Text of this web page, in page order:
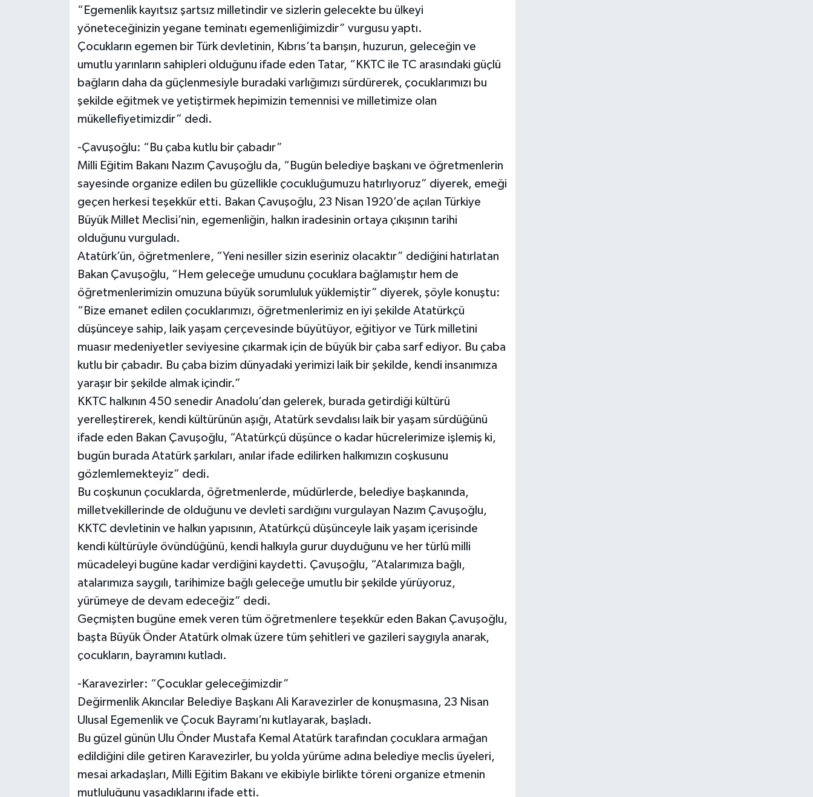
“Egemenlik kayıtsız şartsız milletindir ve sizlerin gelecekte bu ülkeyi
yöneteceğinizin yegane teminatı egemenliğimizdir” vurgusu yaptı.
Çocukların egemen bir Türk devletinin, Kıbrıs’ta barışın, huzurun, geleceğin ve
umutlu yarınların sahipleri olduğunu ifade eden Tatar, “KKTC ile TC arasındaki güçlü
bağların daha da güçlenmesiyle buradaki varlığımızı sürdürerek, çocuklarımızı bu
şekilde eğitmek ve yetiştirmek hepimizin temennisi ve milletimize olan
mükellefiyetimizdir” dedi.
-Çavuşoğlu: “Bu çaba kutlu bir çabadır”
Milli Eğitim Bakanı Nazım Çavuşoğlu da, “Bugün belediye başkanı ve öğretmenlerin
sayesinde organize edilen bu güzellikle çocukluğumuzu hatırlıyoruz” diyerek, emeği
geçen herkesi teşekkür etti. Bakan Çavuşoğlu, 23 Nisan 1920’de açılan Türkiye
Büyük Millet Meclisi’nin, egemenliğin, halkın iradesinin ortaya çıkışının tarihi
olduğunu vurguladı.
Atatürk’ün, öğretmenlere, “Yeni nesiller sizin eseriniz olacaktır” dediğini hatırlatan
Bakan Çavuşoğlu, “Hem geleceğe umudunu çocuklara bağlamıştır hem de
öğretmenlerimizin omuzuna büyük sorumluluk yüklemiştir” diyerek, şöyle konuştu:
“Bize emanet edilen çocuklarımızı, öğretmenlerimiz en iyi şekilde Atatürkçü
düşünceye sahip, laik yaşam çerçevesinde büyütüyor, eğitiyor ve Türk milletini
muasır medeniyetler seviyesine çıkarmak için de büyük bir çaba sarf ediyor. Bu çaba
kutlu bir çabadır. Bu çaba bizim dünyadaki yerimizi laik bir şekilde, kendi insanımıza
yaraşır bir şekilde almak içindir.”
KKTC halkının 450 senedir Anadolu’dan gelerek, burada getirdiği kültürü
yerelleştirerek, kendi kültürünün aşığı, Atatürk sevdalısı laik bir yaşam sürdüğünü
ifade eden Bakan Çavuşoğlu, “Atatürkçü düşünce o kadar hücrelerimize işlemiş ki,
bugün burada Atatürk şarkıları, anılar ifade edilirken halkımızın coşkusunu
gözlemlemekteyiz” dedi.
Bu coşkunun çocuklarda, öğretmenlerde, müdürlerde, belediye başkanında,
milletvekillerinde de olduğunu ve devleti sardığını vurgulayan Nazım Çavuşoğlu,
KKTC devletinin ve halkın yapısının, Atatürkçü düşünceyle laik yaşam içerisinde
kendi kültürüyle övündüğünü, kendi halkıyla gurur duyduğunu ve her türlü milli
mücadeleyi bugüne kadar verdiğini kaydetti. Çavuşoğlu, “Atalarımıza bağlı,
atalarımıza saygılı, tarihimize bağlı geleceğe umutlu bir şekilde yürüyoruz,
yürümeye de devam edeceğiz” dedi.
Geçmişten bugüne emek veren tüm öğretmenlere teşekkür eden Bakan Çavuşoğlu,
başta Büyük Önder Atatürk olmak üzere tüm şehitleri ve gazileri saygıyla anarak,
çocukların, bayramını kutladı.
-Karavezirler: “Çocuklar geleceğimizdir”
Değirmenlik Akıncılar Belediye Başkanı Ali Karavezirler de konuşmasına, 23 Nisan
Ulusal Egemenlik ve Çocuk Bayramı’nı kutlayarak, başladı.
Bu güzel günün Ulu Önder Mustafa Kemal Atatürk tarafından çocuklara armağan
edildiğini dile getiren Karavezirler, bu yolda yürüme adına belediye meclis üyeleri,
mesai arkadaşları, Milli Eğitim Bakanı ve ekibiyle birlikte töreni organize etmenin
mutluluğunu yaşadıklarını ifade etti.